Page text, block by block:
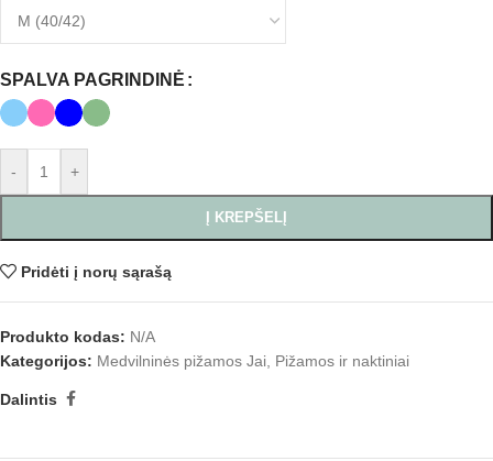
SPALVA PAGRINDINĖ
- +
Į KREPŠELĮ
Pridėti į norų sąrašą
Produkto kodas: N/A
Kategorijos: Medvilninės pižamos Jai, Pižamos ir naktiniai
Dalintis